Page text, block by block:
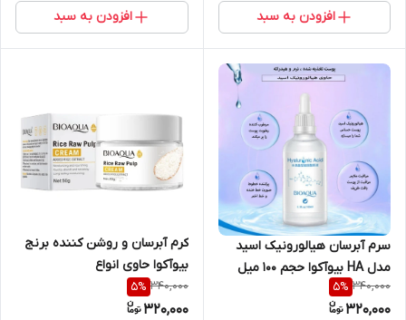
افزودن به سبد افزودن به سبد
سرم آبرسان هیالورونیک اسید
مدل HA بیوآکوا حجم ۱۰۰ میل
340,000
5%
320,000
کرم آبرسان و روشن کننده برنج
بیوآکوا حاوی انواع
ویتامینBioaqua Rice Raw
Pulp | وزن ۵۰ گرم
340,000
5%
320,000